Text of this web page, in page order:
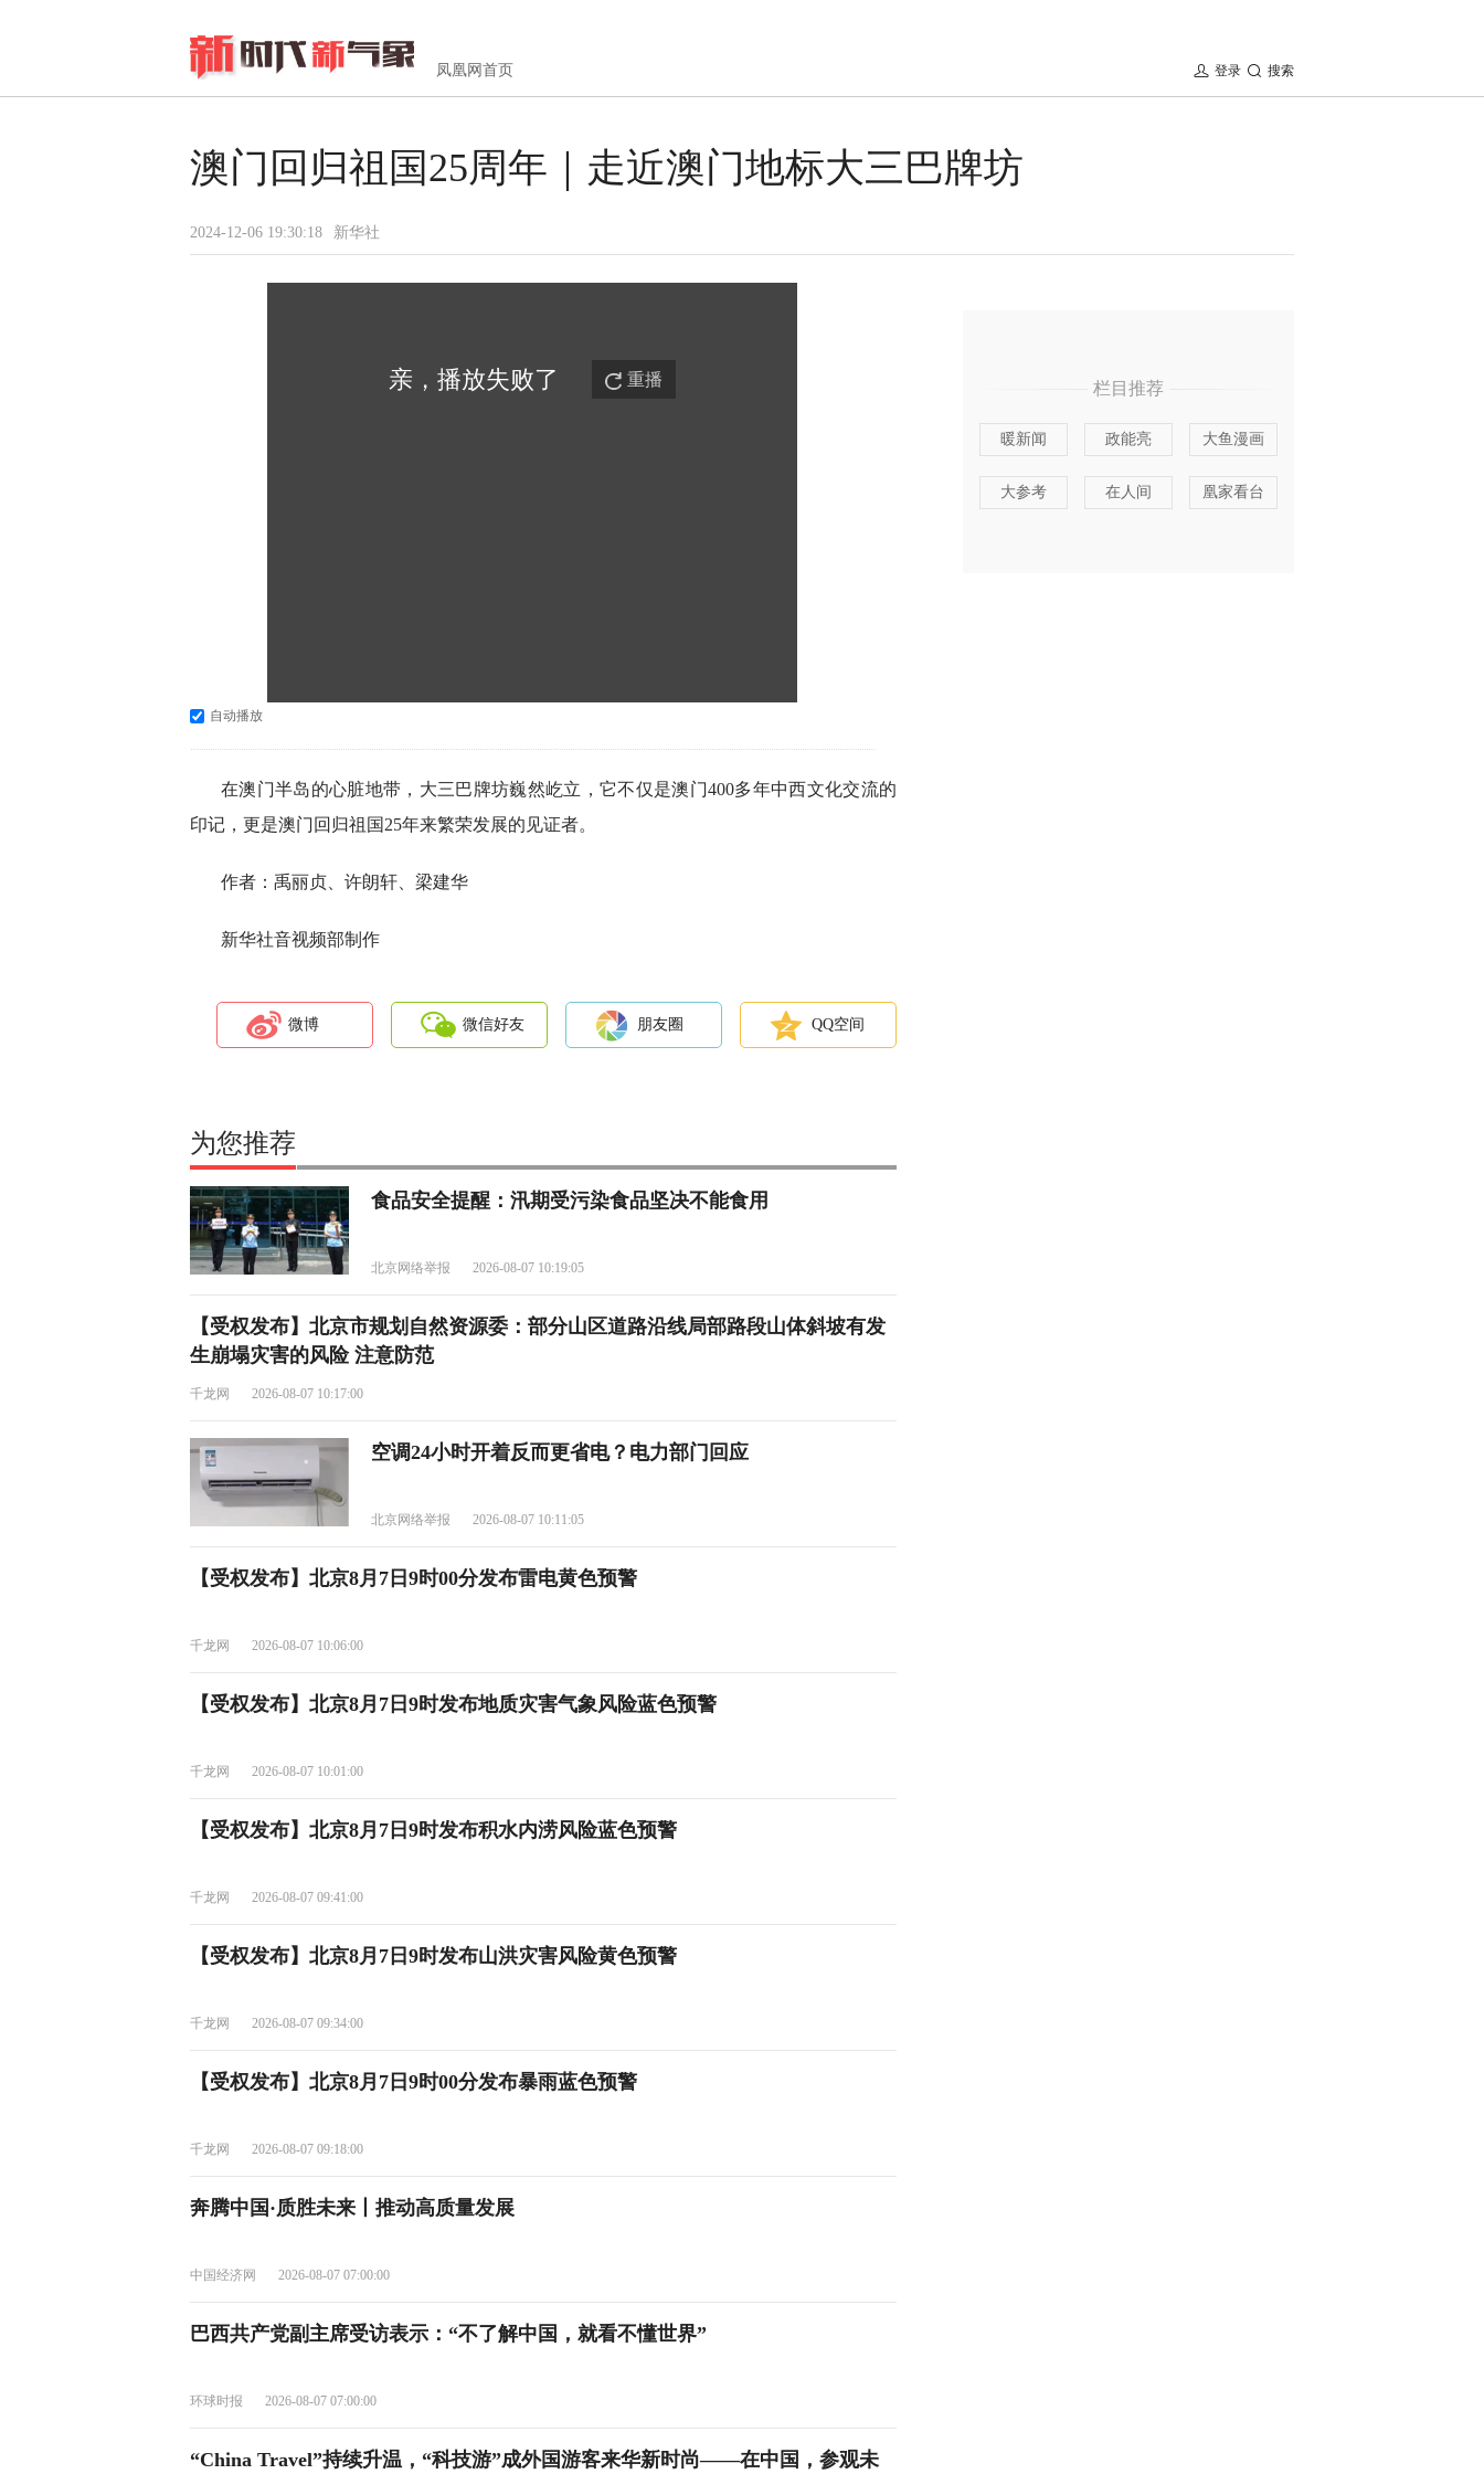
凤凰网首页 搜索
登录
澳门回归祖国25周年｜走近澳门地标大三巴牌坊
2024-12-06 19:30:18 新华社
亲，播放失败了 重播
自动播放
在澳门半岛的心脏地带，大三巴牌坊巍然屹立，它不仅是澳门400多年中西文化交流的
印记，更是澳门回归祖国25年来繁荣发展的见证者。
作者：禹丽贞、许朗轩、梁建华
新华社音视频部制作
微博 微信好友 朋友圈 QQ空间
为您推荐
食品安全提醒：汛期受污染食品坚决不能食用
北京网络举报 2026-08-07 10:19:05
【受权发布】北京市规划自然资源委：部分山区道路沿线局部路段山体斜坡有发
生崩塌灾害的风险 注意防范
千龙网 2026-08-07 10:17:00
空调24小时开着反而更省电？电力部门回应
北京网络举报 2026-08-07 10:11:05
【受权发布】北京8月7日9时00分发布雷电黄色预警
千龙网 2026-08-07 10:06:00
【受权发布】北京8月7日9时发布地质灾害气象风险蓝色预警
千龙网 2026-08-07 10:01:00
【受权发布】北京8月7日9时发布积水内涝风险蓝色预警
千龙网 2026-08-07 09:41:00
【受权发布】北京8月7日9时发布山洪灾害风险黄色预警
千龙网 2026-08-07 09:34:00
【受权发布】北京8月7日9时00分发布暴雨蓝色预警
千龙网 2026-08-07 09:18:00
奔腾中国·质胜未来丨推动高质量发展
中国经济网 2026-08-07 07:00:00
巴西共产党副主席受访表示：“不了解中国，就看不懂世界”
环球时报 2026-08-07 07:00:00
“China Travel”持续升温，“科技游”成外国游客来华新时尚——在中国，参观未
栏目推荐
暖新闻 政能亮 大鱼漫画
大参考 在人间 凰家看台